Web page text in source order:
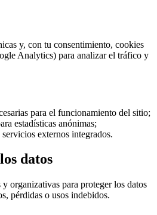
y, con tu consentimiento, cookies
Analytics) para analizar el tráfico y
para el funcionamiento del sitio;
estadísticas anónimas;
servicios externos integrados.
datos
organizativas para proteger los datos
pérdidas o usos indebidos.